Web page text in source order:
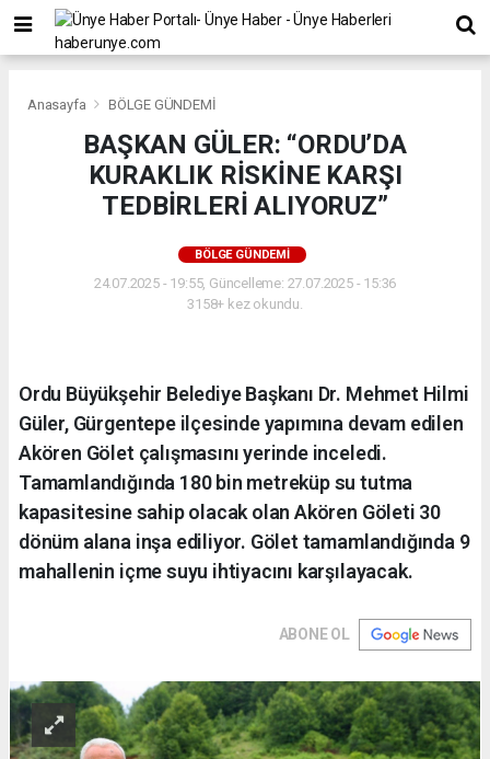
Anasayfa BÖLGE GÜNDEMİ
BAŞKAN GÜLER: “ORDU’DA
KURAKLIK RİSKİNE KARŞI
TEDBİRLERİ ALIYORUZ”
BÖLGE GÜNDEMİ
24.07.2025 - 19:55, Güncelleme: 27.07.2025 - 15:36
3158+ kez okundu.
Ordu Büyükşehir Belediye Başkanı Dr. Mehmet Hilmi
Güler, Gürgentepe ilçesinde yapımına devam edilen
Akören Gölet çalışmasını yerinde inceledi.
Tamamlandığında 180 bin metreküp su tutma
kapasitesine sahip olacak olan Akören Göleti 30
dönüm alana inşa ediliyor. Gölet tamamlandığında 9
mahallenin içme suyu ihtiyacını karşılayacak.
ABONE OL